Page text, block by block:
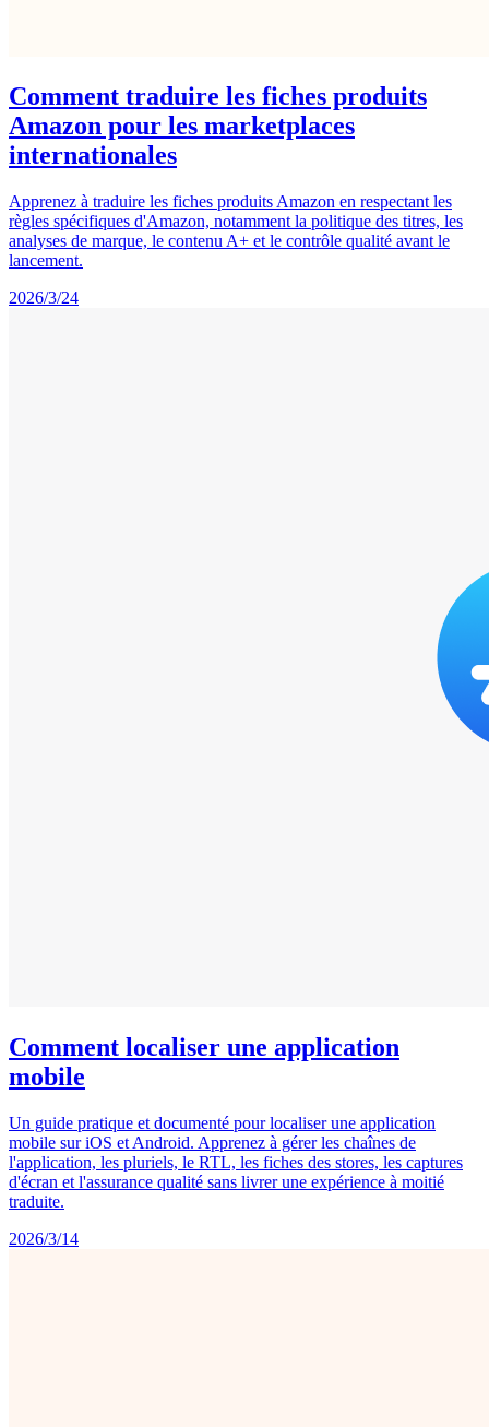
Comment traduire les fiches produits
Amazon pour les marketplaces
internationales
Apprenez à traduire les fiches produits Amazon en respectant les
règles spécifiques d'Amazon, notamment la politique des titres, les
analyses de marque, le contenu A+ et le contrôle qualité avant le
lancement.
2026/3/24
Comment localiser une application
mobile
Un guide pratique et documenté pour localiser une application
mobile sur iOS et Android. Apprenez à gérer les chaînes de
l'application, les pluriels, le RTL, les fiches des stores, les captures
d'écran et l'assurance qualité sans livrer une expérience à moitié
traduite.
2026/3/14